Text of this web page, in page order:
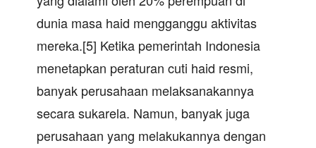
dunia masa haid mengganggu aktivitas
mereka.[5] Ketika pemerintah Indonesia
menetapkan peraturan cuti haid resmi,
banyak perusahaan melaksanakannya
secara sukarela. Namun, banyak juga
perusahaan yang melakukannya dengan